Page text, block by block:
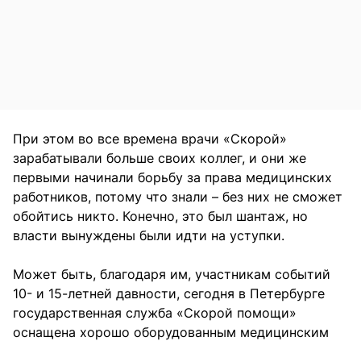
При этом во все времена врачи «Скорой»
зарабатывали больше своих коллег, и они же
первыми начинали борьбу за права медицинских
работников, потому что знали – без них не сможет
обойтись никто. Конечно, это был шантаж, но
власти вынуждены были идти на уступки.
Может быть, благодаря им, участникам событий
10- и 15-летней давности, сегодня в Петербурге
государственная служба «Скорой помощи»
оснащена хорошо оборудованным медицинским